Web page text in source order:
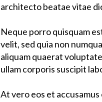
architecto beatae vitae
Neque porro quisquam
velit, sed quia non
aliquam quaerat
ullam corporis suscipit
At vero eos et